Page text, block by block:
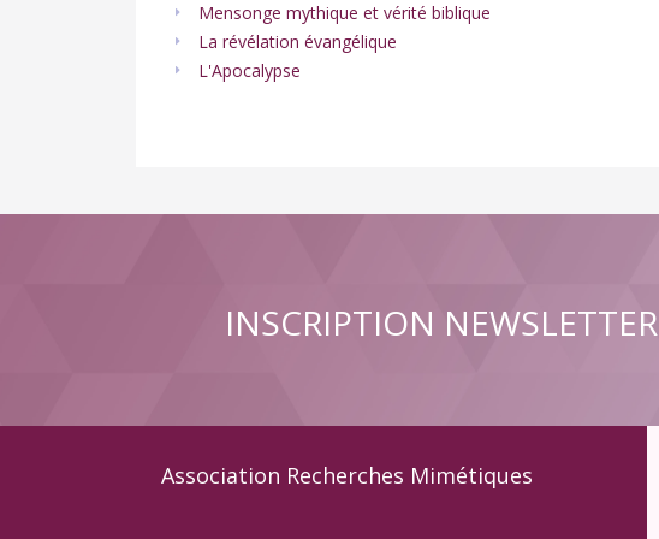
Mensonge mythique et vérité biblique
La révélation évangélique
L'Apocalypse
INSCRIPTION NEWSLETTER
Association Recherches Mimétiques